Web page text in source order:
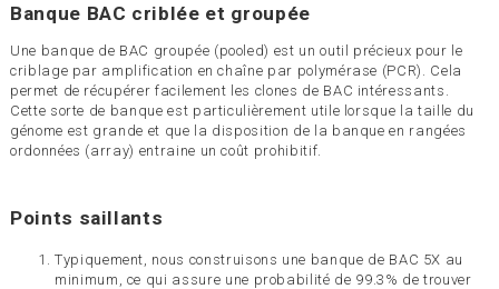
Banque BAC criblée et groupée
Une banque de BAC groupée (pooled) est un outil précieux pour le
criblage par amplification en chaîne par polymérase (PCR). Cela
permet de récupérer facilement les clones de BAC intéressants.
Cette sorte de banque est particulièrement utile lorsque la taille du
génome est grande et que la disposition de la banque en rangées
ordonnées (array) entraine un coût prohibitif.
Points saillants
Typiquement, nous construisons une banque de BAC 5X au
minimum, ce qui assure une probabilité de 99.3% de trouver